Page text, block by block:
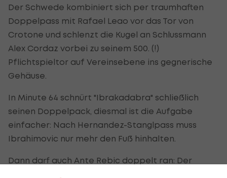
Der Schwede kombiniert sich per traumhaften
Doppelpass mit Rafael Leao vor das Tor von
Crotone und schlenzt die Kugel an Schlussmann
Alex Cordaz vorbei zu seinem 500. (!)
Pflichtspieltor auf Vereinsebene ins gegnerische
Gehäuse.
In Minute 64 schnürt "Ibrakadabra" schließlich
seinen Doppelpack, diesmal ist die Aufgabe
einfacher: Nach Hernandez-Stanglpass muss
Ibrahimovic nur mehr den Fuß hinhalten.
Dann darf auch Ante Rebic doppelt ran: Der